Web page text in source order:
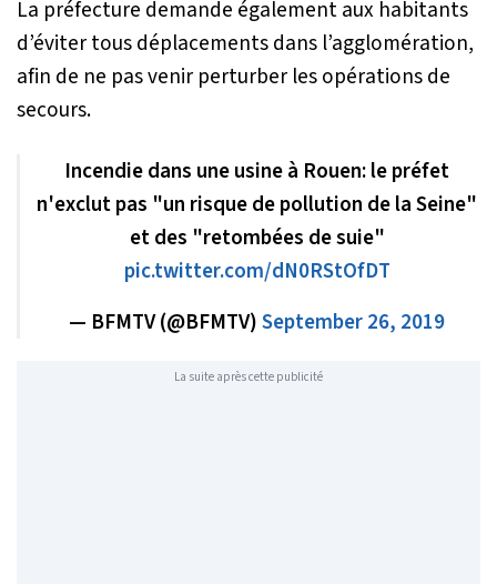
La préfecture demande également aux habitants
d’éviter tous déplacements dans l’agglomération,
afin de ne pas venir perturber les opérations de
secours.
Incendie dans une usine à Rouen: le préfet
n'exclut pas "un risque de pollution de la Seine"
et des "retombées de suie"
pic.twitter.com/dN0RStOfDT
— BFMTV (@BFMTV)September 26, 2019
La suite après cette publicité